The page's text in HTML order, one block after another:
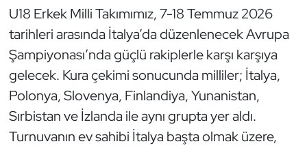
U18 Erkek Milli Takımımız, 7-18 Temmuz 2026
tarihleri arasında İtalya’da düzenlenecek Avrupa
Şampiyonası’nda güçlü rakiplerle karşı karşıya
gelecek. Kura çekimi sonucunda milliler; İtalya,
Polonya, Slovenya, Finlandiya, Yunanistan,
Sırbistan ve İzlanda ile aynı grupta yer aldı.
Turnuvanın ev sahibi İtalya başta olmak üzere,
Kayak
Kempo
Kick Boks
Kürek